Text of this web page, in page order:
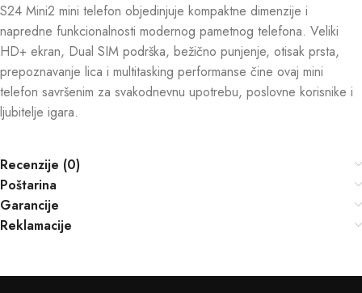
S24 Mini2 mini telefon objedinjuje kompaktne dimenzije i
napredne funkcionalnosti modernog pametnog telefona. Veliki
HD+ ekran, Dual SIM podrška, bežično punjenje, otisak prsta,
prepoznavanje lica i multitasking performanse čine ovaj mini
telefon savršenim za svakodnevnu upotrebu, poslovne korisnike i
ljubitelje igara.
Recenzije (0)
Poštarina
Garancije
Reklamacije